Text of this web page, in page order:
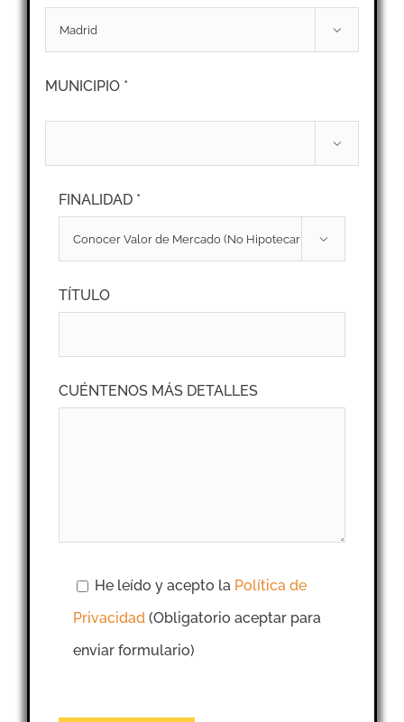

MUNICIPIO *

FINALIDAD *

TÍTULO
CUÉNTENOS MÁS DETALLES
He leído y acepto la Política de
Privacidad (Obligatorio aceptar para
enviar formulario)